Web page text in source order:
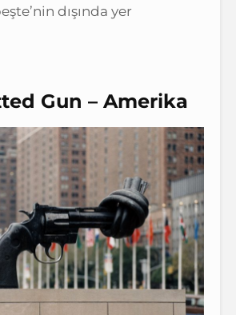
dışında yer
Gun – Amerika